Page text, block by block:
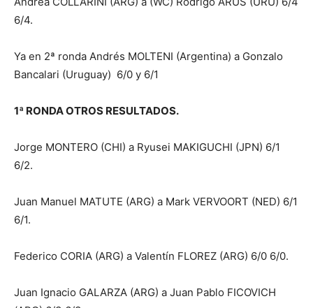
6/4.
Ya en 2ª ronda Andrés MOLTENI (Argentina) a Gonzalo
Bancalari (Uruguay) 6/0 y 6/1
1ª RONDA OTROS RESULTADOS.
Jorge MONTERO (CHI) a Ryusei MAKIGUCHI (JPN) 6/1
6/2.
Juan Manuel MATUTE (ARG) a Mark VERVOORT (NED) 6/1
6/1.
Federico CORIA (ARG) a Valentín FLOREZ (ARG) 6/0 6/0.
Juan Ignacio GALARZA (ARG) a Juan Pablo FICOVICH